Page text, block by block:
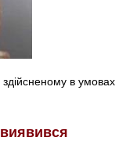
в умовах